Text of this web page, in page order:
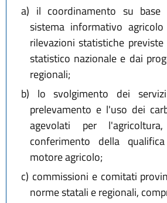
a) il coordinamento su base
sistema informativo
rilevazioni statistiche
statistico nazionale e dai
regionali;
b) lo svolgimento dei
prelevamento e l'uso dei
agevolati per
conferimento della
motore agricolo;
c) commissioni e comitati
norme statali e regionali,